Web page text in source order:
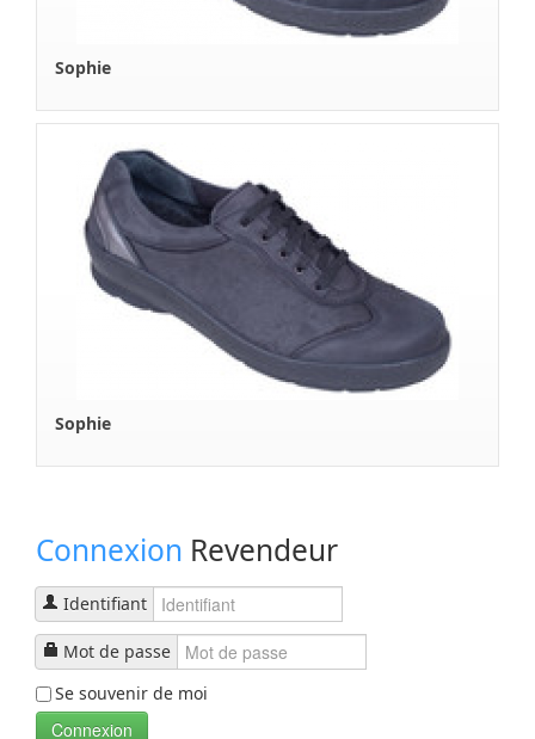
Connexion Revendeur
Identifiant
Mot de passe
Se souvenir de moi
Connexion